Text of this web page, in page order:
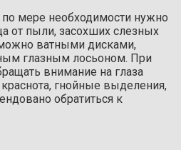
мере необходимости нужно
от пыли, засохших слезных
ватными дисками,
глазным лосьоном. При
внимание на глаза
гнойные выделения,
обратиться к